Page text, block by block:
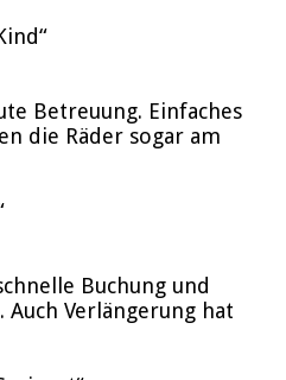
Betreuung. Einfaches
die Räder sogar am
Buchung und
Auch Verlängerung hat